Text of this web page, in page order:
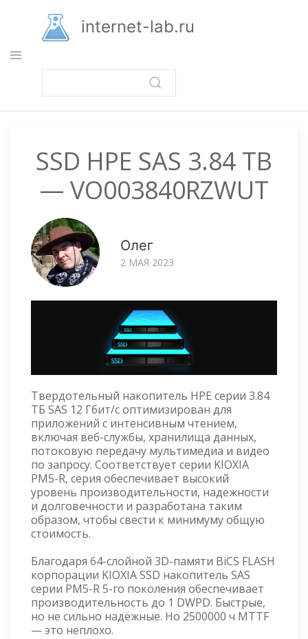
основному
содержанию
internet-lab.ru
SSD HPE SAS 3.84 TB
— VO003840RZWUT
Олег
2 МАЯ 2023
Твердотельный накопитель HPE серии 3.84
ТБ SAS 12 Гбит/с оптимизирован для
приложений с интенсивным чтением,
включая веб-службы, хранилища данных,
потоковую передачу мультимедиа и видео
по запросу. Соответствует серии KIOXIA
PM5-R, серия обеспечивает высокий
уровень производительности, надежности
и долговечности и разработана таким
образом, чтобы свести к минимуму общую
стоимость.
Благодаря 64-слойной 3D-памяти BiCS FLASH
корпорации KIOXIA SSD накопитель SAS
серии PM5-R 5-го поколения обеспечивает
производительность до 1 DWPD. Быстрые,
но не сильно надёжные. Но 2500000 ч MTTF
— это неплохо.